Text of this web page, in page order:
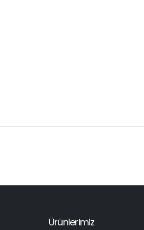
Ürünlerimiz